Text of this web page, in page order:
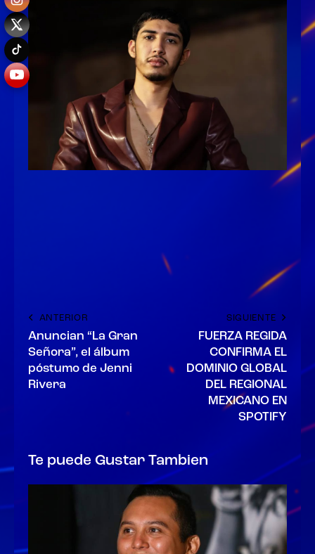
ANTERIOR
Anuncian “La Gran
Señora”, el álbum
póstumo de Jenni
Rivera
SIGUIENTE
FUERZA REGIDA
CONFIRMA EL
DOMINIO GLOBAL
DEL REGIONAL
MEXICANO EN
SPOTIFY
Te puede Gustar Tambien